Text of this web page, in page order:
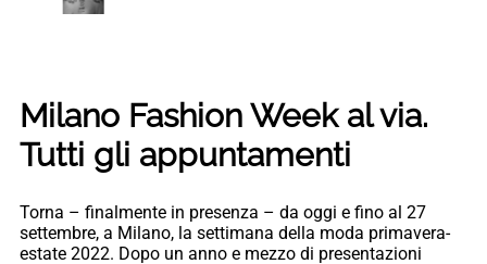
Milano Fashion Week al via.
Tutti gli appuntamenti
Torna – finalmente in presenza – da oggi e fino al 27
settembre, a Milano, la settimana della moda primavera-
estate 2022. Dopo un anno e mezzo di presentazioni